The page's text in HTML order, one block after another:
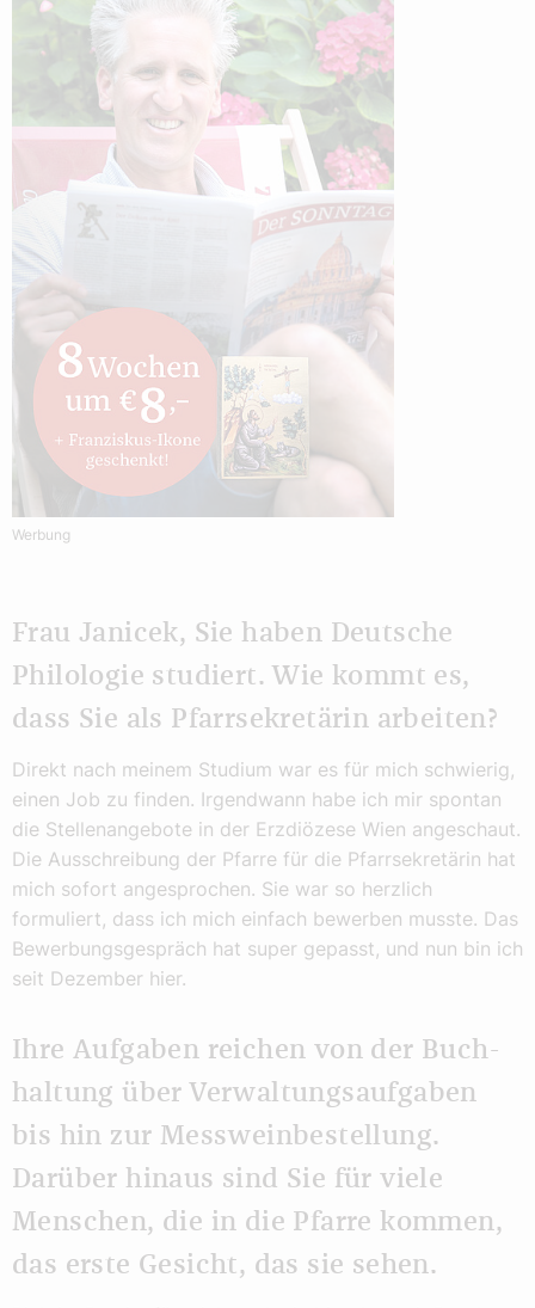
Werbung
Frau Janicek, Sie haben Deutsche
Philologie studiert. Wie kommt es,
dass Sie als Pfarrsekretärin arbeiten?
Direkt nach meinem Studium war es für mich schwierig,
einen Job zu finden. Irgendwann habe ich mir spontan
die Stellenangebote in der Erzdiözese Wien angeschaut.
Die Ausschreibung der Pfarre für die Pfarrsekretärin hat
mich sofort angesprochen. Sie war so herzlich
formuliert, dass ich mich einfach bewerben musste. Das
Bewerbungsgespräch hat super gepasst, und nun bin ich
seit Dezember hier.
Ihre Aufgaben reichen von der Buch-
haltung über Verwaltungsaufgaben
bis hin zur Messweinbestellung.
Darüber hinaus sind Sie für viele
Menschen, die in die Pfarre kommen,
das erste Gesicht, das sie sehen.